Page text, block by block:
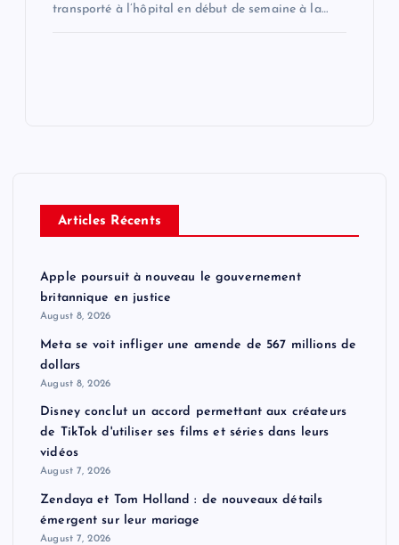
transporté à l’hôpital en début de semaine à la…
Articles Récents
Apple poursuit à nouveau le gouvernement
britannique en justice
August 8, 2026
Meta se voit infliger une amende de 567 millions de
dollars
August 8, 2026
Disney conclut un accord permettant aux créateurs
de TikTok d'utiliser ses films et séries dans leurs
vidéos
August 7, 2026
Zendaya et Tom Holland : de nouveaux détails
émergent sur leur mariage
August 7, 2026